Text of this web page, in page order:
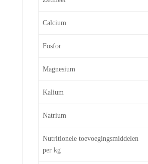
Calcium
Fosfor
Magnesium
Kalium
Natrium
Nutritionele toevoegingsmiddelen
per kg